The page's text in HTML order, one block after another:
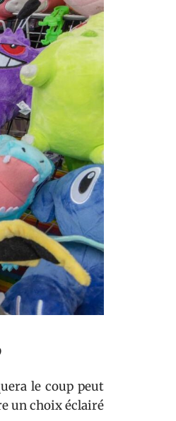
le coup peut
un choix éclairé